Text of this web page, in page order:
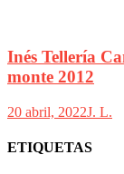
Inés Tellería
monte 2012
20 abril, 2022J. L.
ETIQUETAS